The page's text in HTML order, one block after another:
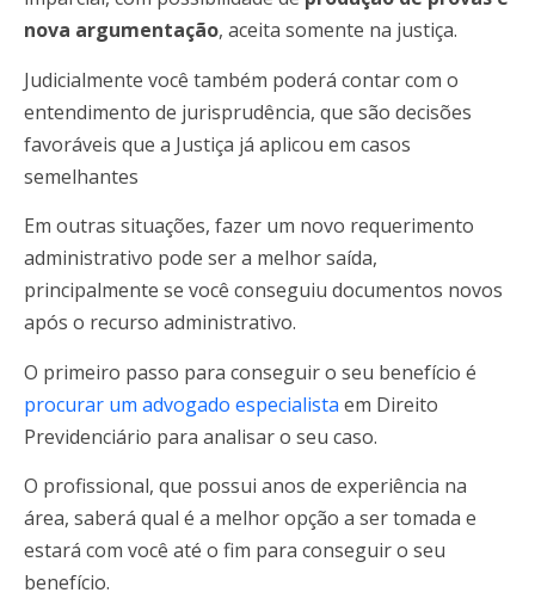
nova argumentação, aceita somente na justiça.
Judicialmente você também poderá contar com o
entendimento de jurisprudência, que são decisões
favoráveis que a Justiça já aplicou em casos
semelhantes
Em outras situações, fazer um novo requerimento
administrativo pode ser a melhor saída,
principalmente se você conseguiu documentos novos
após o recurso administrativo.
O primeiro passo para conseguir o seu benefício é
procurar um advogado especialista em Direito
Previdenciário para analisar o seu caso.
O profissional, que possui anos de experiência na
área, saberá qual é a melhor opção a ser tomada e
estará com você até o fim para conseguir o seu
benefício.